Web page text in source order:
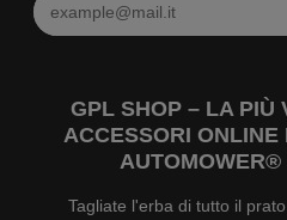
GPL SHOP – LA PIÙ
ACCESSORI ONLINE
Tagliate l'erba di tutto il